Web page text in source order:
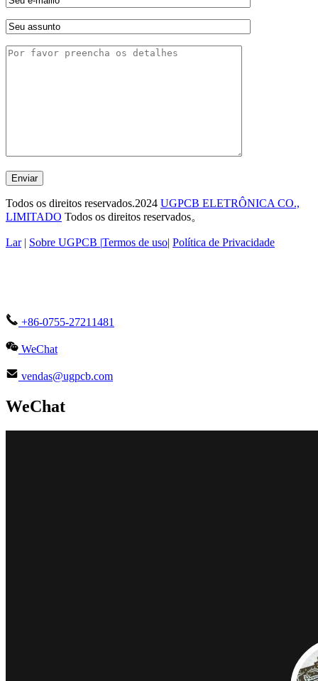
Enviar
Todos os direitos reservados.2024 UGPCB ELETRÔNICA CO.,
LIMITADO Todos os direitos reservados。
Lar | Sobre UGPCB |Termos de uso| Política de Privacidade
+86-0755-27211481
WeChat
vendas@ugpcb.com
WeChat